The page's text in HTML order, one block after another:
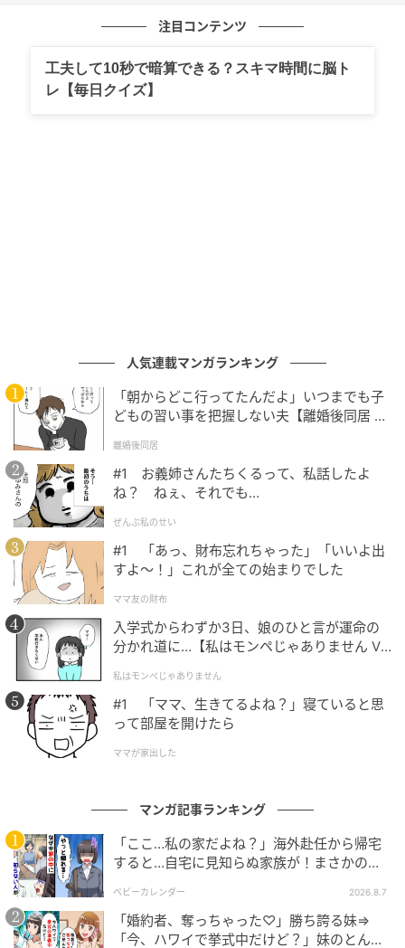
ベビーカレンダー
ベビーカレンダー
注目コンテンツ
工夫して10秒で暗算できる？スキマ時間に脳ト
レ【毎日クイズ】
人気連載マンガランキング
「朝からどこ行ってたんだよ」いつまでも子
どもの習い事を把握しない夫【離婚後同居 Vo
離婚後同居
#1 お義姉さんたちくるって、私話したよ
ね？ ねぇ、それでも…
ぜんぶ私のせい
#1 「あっ、財布忘れちゃった」「いいよ出
すよ〜！」これが全ての始まりでした
ママ友の財布
入学式からわずか3日、娘のひと言が運命の
分かれ道に…【私はモンペじゃありません Vo
私はモンペじゃありません
#1 「ママ、生きてるよね？」寝ていると思
って部屋を開けたら
ママが家出した
マンガ記事ランキング
「ここ…私の家だよね？」海外赴任から帰宅
すると…自宅に見知らぬ家族が！まさかの真
ベビーカレンダー 2026.8.7
「婚約者、奪っちゃった♡」勝ち誇る妹⇒
「今、ハワイで挙式中だけど？」妹のとんで